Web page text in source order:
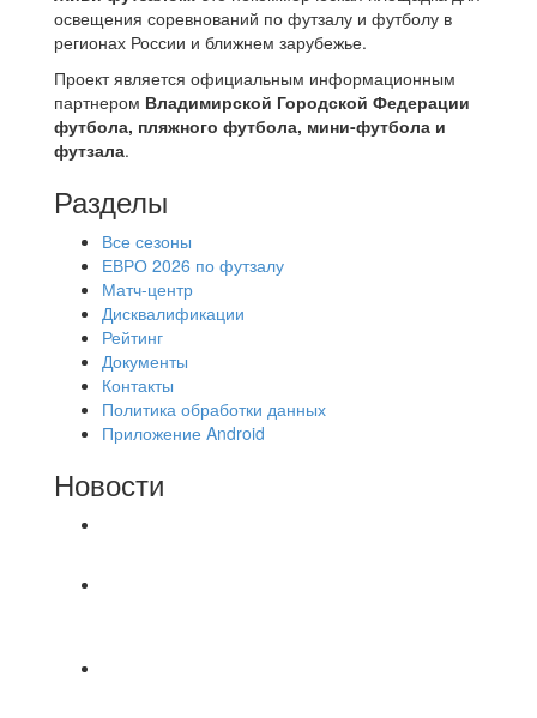
освещения соревнований по футзалу и футболу в
регионах России и ближнем зарубежье.
Проект является официальным информационным
партнером Владимирской Городской Федерации
футбола, пляжного футбола, мини-футбола и
футзала.
Разделы
Все сезоны
ЕВРО 2026 по футзалу
Матч-центр
Дисквалификации
Рейтинг
Документы
Контакты
Политика обработки данных
Приложение Android
Новости